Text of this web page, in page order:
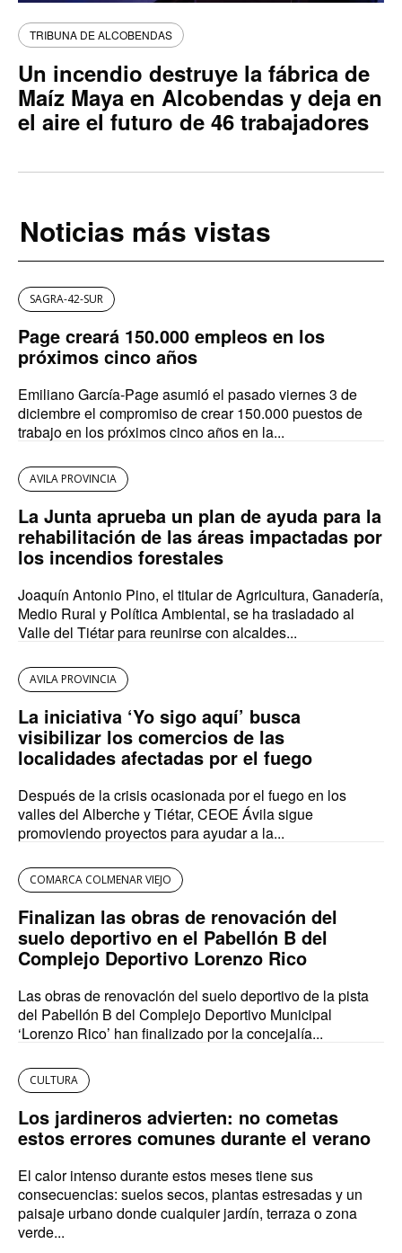
TRIBUNA DE ALCOBENDAS
Un incendio destruye la fábrica de
Maíz Maya en Alcobendas y deja en
el aire el futuro de 46 trabajadores
Noticias más vistas
SAGRA-42-SUR
Page creará 150.000 empleos en los
próximos cinco años
Emiliano García-Page asumió el pasado viernes 3 de
diciembre el compromiso de crear 150.000 puestos de
trabajo en los próximos cinco años en la...
AVILA PROVINCIA
La Junta aprueba un plan de ayuda para la
rehabilitación de las áreas impactadas por
los incendios forestales
Joaquín Antonio Pino, el titular de Agricultura, Ganadería,
Medio Rural y Política Ambiental, se ha trasladado al
Valle del Tiétar para reunirse con alcaldes...
AVILA PROVINCIA
La iniciativa ‘Yo sigo aquí’ busca
visibilizar los comercios de las
localidades afectadas por el fuego
Después de la crisis ocasionada por el fuego en los
valles del Alberche y Tiétar, CEOE Ávila sigue
promoviendo proyectos para ayudar a la...
COMARCA COLMENAR VIEJO
Finalizan las obras de renovación del
suelo deportivo en el Pabellón B del
Complejo Deportivo Lorenzo Rico
Las obras de renovación del suelo deportivo de la pista
del Pabellón B del Complejo Deportivo Municipal
‘Lorenzo Rico’ han finalizado por la concejalía...
CULTURA
Los jardineros advierten: no cometas
estos errores comunes durante el verano
El calor intenso durante estos meses tiene sus
consecuencias: suelos secos, plantas estresadas y un
paisaje urbano donde cualquier jardín, terraza o zona
verde...